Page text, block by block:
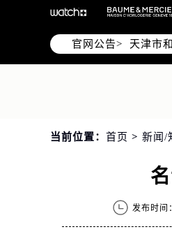
官网公告>
北京市
天津市
上海市
南京市
常州市
徐州市
盐城市
泰州市
宁波市
杭州市
当前位置： 首页 > 新闻/
发布时间